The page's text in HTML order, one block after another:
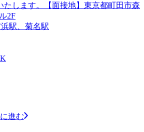
たします。【面接地】東京都町田市森
2F
駅、菊名駅
進む